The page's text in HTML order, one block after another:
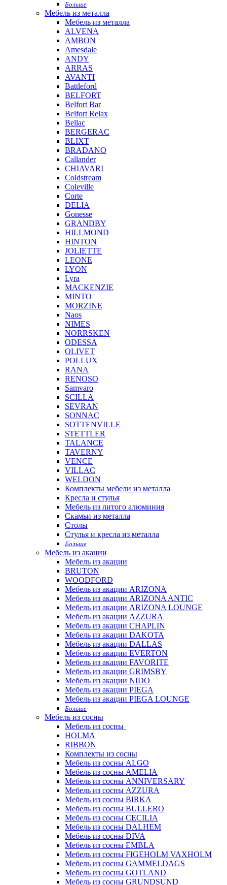
Больше
Мебель из металла
Мебель из металла
ALVENA
AMBON
Amesdale
ANDY
ARRAS
AVANTI
Battleford
BELFORT
Belfort Bar
Belfort Relax
Bellac
BERGERAC
BLIXT
BRADANO
Callander
CHIAVARI
Coldstream
Coleville
Corte
DELIA
Gonesse
GRANDBY
HILLMOND
HINTON
JOLIETTE
LEONE
LYON
Lyra
MACKENZIE
MINTO
MORZINE
Naos
NIMES
NORRSKEN
ODESSA
OLIVET
POLLUX
RANA
RENOSO
Samvaro
SCILLA
SEVRAN
SONNAC
SOTTENVILLE
STETTLER
TALANCE
TAVERNY
VENCE
VILLAC
WELDON
Комплекты мебели из металла
Кресла и стулья
Мебель из литого алюминия
Скамьи из металла
Столы
Стулья и кресла из металла
Больше
Мебель из акации
Мебель из акации
BRUTON
WOODFORD
Мебель из акации ARIZONA
Мебель из акации ARIZONA ANTIC
Мебель из акации ARIZONA LOUNGE
Мебель из акации AZZURA
Мебель из акации CHAPLIN
Мебель из акации DAKOTA
Мебель из акации DALLAS
Мебель из акации EVERTON
Мебель из акации FAVORITE
Мебель из акации GRIMSBY
Мебель из акации NIDO
Мебель из акации PIEGA
Мебель из акации PIEGA LOUNGE
Больше
Мебель из сосны
Мебель из сосны
HOLMA
RIBBON
Комплекты из сосны
Мебель из сосны ALGO
Мебель из сосны AMELIA
Мебель из сосны ANNIVERSARY
Мебель из сосны AZZURA
Мебель из сосны BIRKA
Мебель из сосны BULLERO
Мебель из сосны CECILIA
Мебель из сосны DALHEM
Мебель из сосны DIVA
Мебель из сосны EMBLA
Мебель из сосны FIGEHOLM VAXHOLM
Мебель из сосны GAMMELDAGS
Мебель из сосны GOTLAND
Мебель из сосны GRUNDSUND